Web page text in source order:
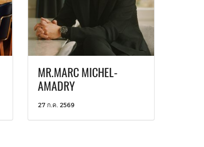
MR.MARC MICHEL-
AMADRY
27 ก.ค. 2569